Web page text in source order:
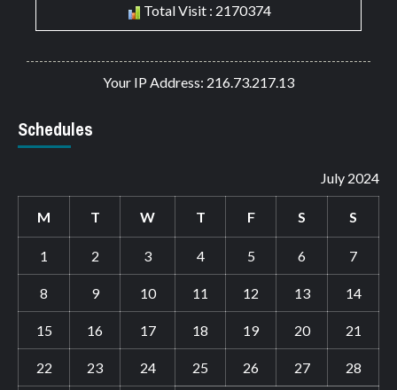
Total Visit : 2170374
Your IP Address: 216.73.217.13
Schedules
July 2024
M T W T F S S
1 2 3 4 5 6 7
8 9 10 11 12 13 14
15 16 17 18 19 20 21
22 23 24 25 26 27 28